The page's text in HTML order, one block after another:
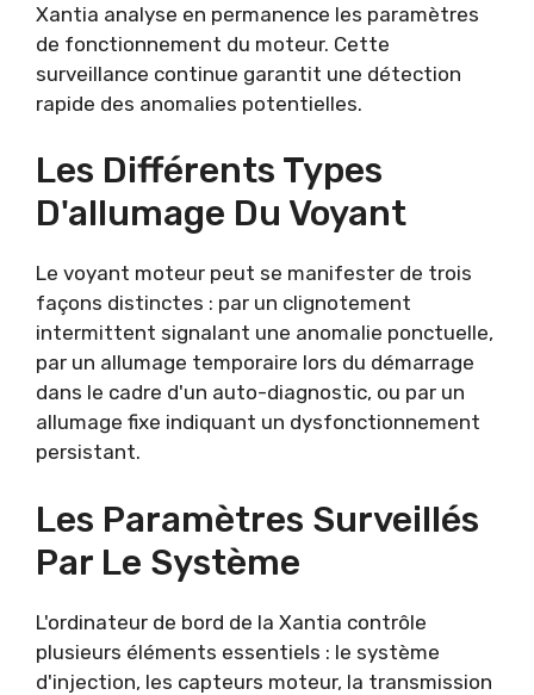
Xantia analyse en permanence les paramètres
de fonctionnement du moteur. Cette
surveillance continue garantit une détection
rapide des anomalies potentielles.
Les Différents Types
D'allumage Du Voyant
Le voyant moteur peut se manifester de trois
façons distinctes : par un clignotement
intermittent signalant une anomalie ponctuelle,
par un allumage temporaire lors du démarrage
dans le cadre d'un auto-diagnostic, ou par un
allumage fixe indiquant un dysfonctionnement
persistant.
Les Paramètres Surveillés
Par Le Système
L'ordinateur de bord de la Xantia contrôle
plusieurs éléments essentiels : le système
d'injection, les capteurs moteur, la transmission